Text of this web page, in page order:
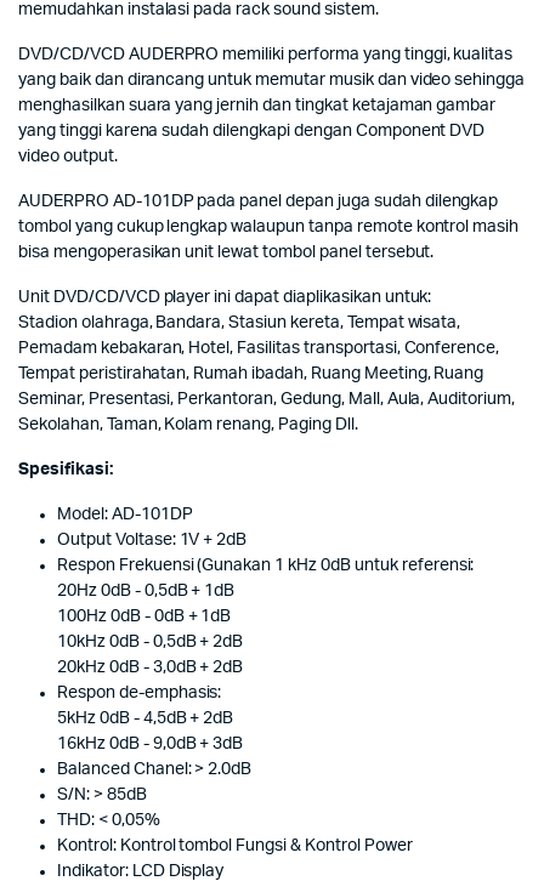
memudahkan instalasi pada rack sound sistem.
DVD/CD/VCD AUDERPRO memiliki performa yang tinggi, kualitas
yang baik dan dirancang untuk memutar musik dan video sehingga
menghasilkan suara yang jernih dan tingkat ketajaman gambar
yang tinggi karena sudah dilengkapi dengan Component DVD
video output.
AUDERPRO AD-101DP pada panel depan juga sudah dilengkap
tombol yang cukup lengkap walaupun tanpa remote kontrol masih
bisa mengoperasikan unit lewat tombol panel tersebut.
Unit DVD/CD/VCD player ini dapat diaplikasikan untuk:
Stadion olahraga, Bandara, Stasiun kereta, Tempat wisata,
Pemadam kebakaran, Hotel, Fasilitas transportasi, Conference,
Tempat peristirahatan, Rumah ibadah, Ruang Meeting, Ruang
Seminar, Presentasi, Perkantoran, Gedung, Mall, Aula, Auditorium,
Sekolahan, Taman, Kolam renang, Paging Dll.
Spesifikasi:
Model: AD-101DP
Output Voltase: 1V + 2dB
Respon Frekuensi (Gunakan 1 kHz 0dB untuk referensi:
20Hz 0dB - 0,5dB + 1dB
100Hz 0dB - 0dB + 1dB
10kHz 0dB - 0,5dB + 2dB
20kHz 0dB - 3,0dB + 2dB
Respon de-emphasis:
5kHz 0dB - 4,5dB + 2dB
16kHz 0dB - 9,0dB + 3dB
Balanced Chanel: > 2.0dB
S/N: > 85dB
THD: < 0,05%
Kontrol: Kontrol tombol Fungsi & Kontrol Power
Indikator: LCD Display